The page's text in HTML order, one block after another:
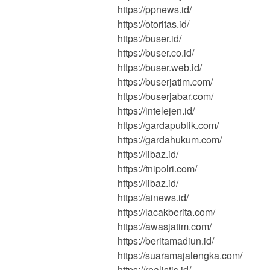
https://ppnews.id/
https://otoritas.id/
https://buser.id/
https://buser.co.id/
https://buser.web.id/
https://buserjatim.com/
https://buserjabar.com/
https://intelejen.id/
https://gardapublik.com/
https://gardahukum.com/
https://libaz.id/
https://tnipolri.com/
https://libaz.id/
https://ainews.id/
https://lacakberita.com/
https://awasjatim.com/
https://beritamadiun.id/
https://suaramajalengka.com/